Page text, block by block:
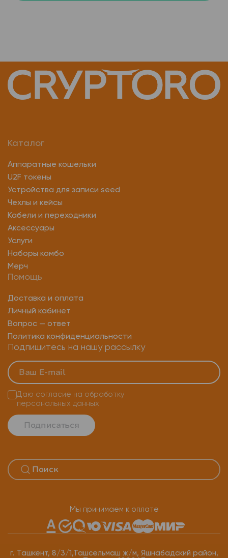
Каталог
Аппаратные кошельки
U2F токены
Устройства для записи seed
Чехлы и кейсы
Кабели и переходники
Аксессуары
Услуги
Наборы комбо
Мерч
Помощь
Доставка и оплата
Личный кабинет
Вопрос — ответ
Политика конфиденциальности
Подпишитесь на нашу рассылку
Подписаться
Даю согласие на обработку
персональных данных
Мы принимаем к оплате
г. Ташкент, 8/3/1,Ташсельмаш ж/м, Яшнабадский район,